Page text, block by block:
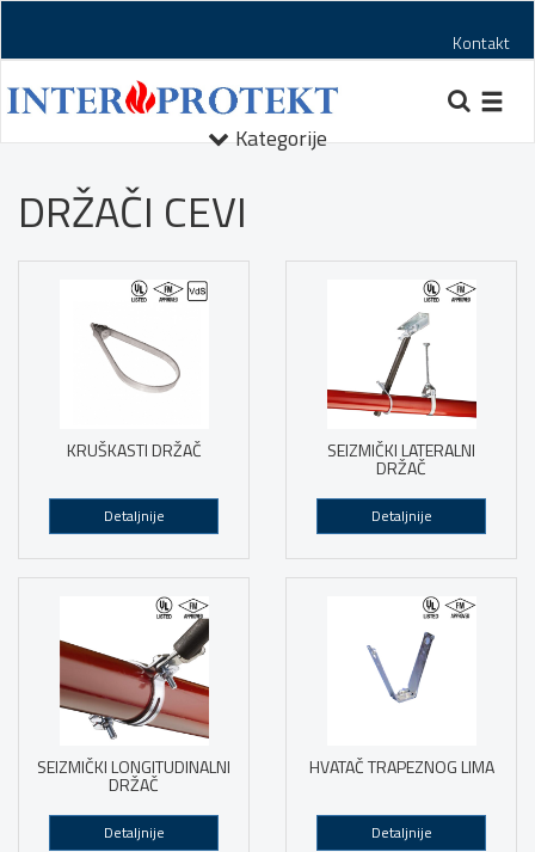
Kontakt
Kategorije
DRŽAČI CEVI
KRUŠKASTI DRŽAČ
Detaljnije
SEIZMIČKI LATERALNI
DRŽAČ
Detaljnije
SEIZMIČKI LONGITUDINALNI
DRŽAČ
Detaljnije
HVATAČ TRAPEZNOG LIMA
Detaljnije